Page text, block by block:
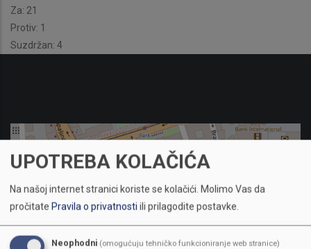
Za: 21
Protiv: 1
Suzdržan: 4
UPOTREBA KOLAČIĆA
Na našoj internet stranici koriste se kolačići. Molimo Vas da
pročitate Pravila o privatnostiili prilagodite postavke.
Neophodni (omogućuju tehničko funkcioniranje web stranice)